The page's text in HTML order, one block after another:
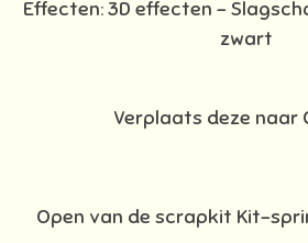
Effecten: 3D effecten -
zwart
Verplaats deze naar
Open van de scrapkit Kit-